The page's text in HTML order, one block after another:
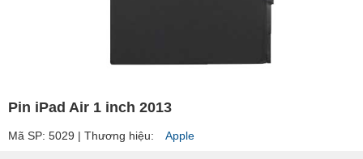
Pin iPad Air 1 inch 2013
Mã SP: 5029 | Thương hiệu: Apple